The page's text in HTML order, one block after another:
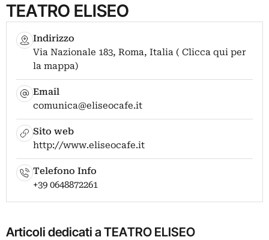
TEATRO ELISEO
Indirizzo
Via Nazionale 183, Roma, Italia ( Clicca qui per
la mappa)
Email
comunica@eliseocafe.it
Sito web
http://www.eliseocafe.it
Telefono Info
+39 0648872261
Articoli dedicati a TEATRO ELISEO